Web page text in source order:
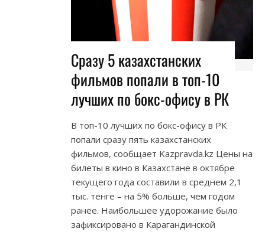
Сразу 5 казахстанских
фильмов попали в топ-10
лучших по бокс-офису в РК
В топ-10 лучших по бокс-офису в РК
попали сразу пять казахстанских
фильмов, сообщает Kazpravda.kz Цены на
билеты в кино в Казахстане в октябре
текущего года составили в среднем 2,1
тыс. тенге – на 5% больше, чем годом
ранее. Наибольшее удорожание было
зафиксировано в Карагандинской